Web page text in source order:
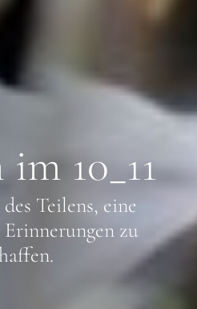
10_11
Teilens, eine
zu